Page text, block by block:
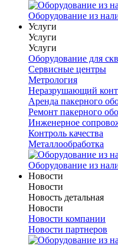
Оборудование из
Услуги
Услуги
Услуги
Оборудование для
Сервисные центры
Метрология
Неразрушающий
Аренда пакерного
Ремонт пакерного
Инженерное
Контроль качества
Металлообработка
Оборудование из
Новости
Новости
Новость детальная
Новости
Новости компании
Новости партнеров